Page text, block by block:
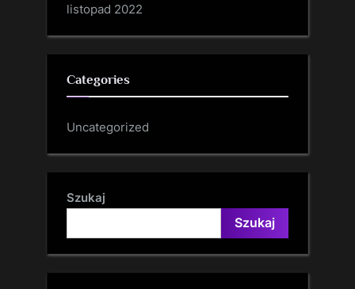
listopad 2022
Categories
Uncategorized
Szukaj
Szukaj